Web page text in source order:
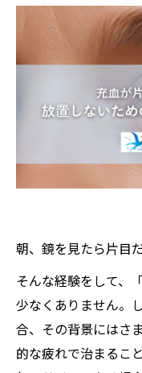
朝、鏡を見たら片目
そんな経験をして、
少なくありません。
合、その背景にはさ
的な疲れで治まるこ